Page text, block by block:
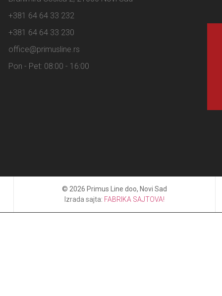
+381 64 64 33 232
+381 64 64 33 230
office@primusline.rs
Pon - Pet: 08:00 - 16:00
© 2026 Primus Line doo, Novi Sad
Izrada sajta: FABRIKA SAJTOVA!